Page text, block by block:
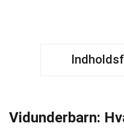
Vidunderbarn: